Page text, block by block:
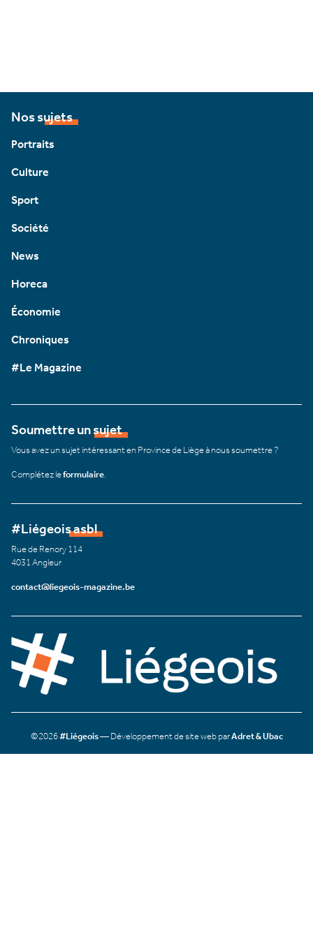
Nos sujets
Portraits
Culture
Sport
Société
News
Horeca
Économie
Chroniques
#Le Magazine
Soumettre un sujet
Vous avez un sujet intéressant en Province de Liège à nous soumettre ?
Complétez leformulaire
#Liégeois asbl
Rue de Renory 114
4031 Angleur
contact@liegeois-magazine.be
©2026#Liégeois— Développement de site web parAdret & Ubac